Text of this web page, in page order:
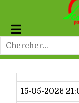
Dernier
15-05-2026